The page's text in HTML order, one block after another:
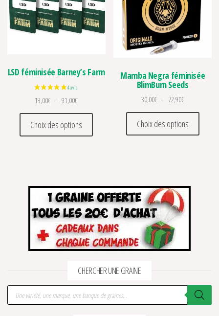
LSD féminisée Barney’s Farm
13,00€ – 91,00€Plage de prix : 13,00€ à 91,00€
Choix des options
Ce produit a plusieurs variations. Les
Mamba Negra féminisée
BlimBurn Seeds
30,00€ – 72,90€Plage de prix
Choix des options
Ce
CHERCHER UNE GRAINE
Recherche de produits